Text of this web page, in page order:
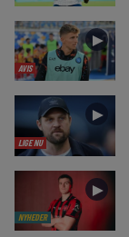
AVIS
►
LIGE NU
►
NYHEDER
►